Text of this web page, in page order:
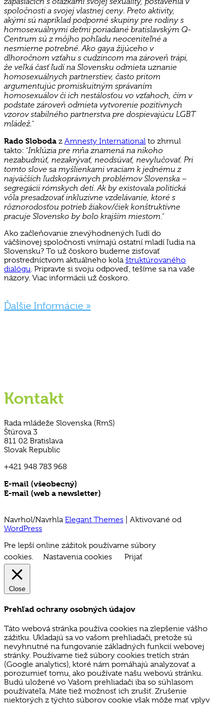
spoločnosti a svojej vlastnej ceny. Preto aktivity,
akými sú napríklad podporné skupiny pre rodiny s
homosexuálnymi deťmi poriadané bratislavským Q-
Centrum sú z môjho pohľadu neoceniteľné a
nesmierne potrebné. Ako gaya žijúceho v
dlhoročnom vzťahu s cudzincom ma zároveň trápi,
že veľká časť ľudí na Slovensku odmieta uznanie
homosexuálnych partnerstiev, často pritom
argumentujúc promiskuitným správaním
homosexuálov či ich nestálosťou vo vzťahoch, čím v
podstate zároveň odmieta vytvorenie pozitívnych
vzorov stabilného partnerstva pre dospievajúcu LGBT
mládež.”
Rado Sloboda z Amnesty International to zhrnul
takto: “Inklúzia pre mňa znamená na nikoho
nezabudnúť, nezakrývať, neodsúvať, nevylučovať. Pri
tomto slove sa myšlienkami vraciam k jednému z
najväčších ľudskoprávnych problémov Slovenska –
segregácii rómskych detí.Ak by existovala politická
vôla presadzovať inkluzívne vzdelávanie, ktoré s
rôznorodosťou potrieb žiakov/čiek konštruktívne
pracuje Slovensko by bolo krajším miestom.”
Ako začleňovanie znevýhodnených ľudí do
väčšinovej spoločnosti vnímajú ostatní mladí ľudia na
Slovensku? To už čoskoro budeme zisťovať
prostredníctvom aktuálneho kolaštruktúrovaného
dialógu. Pripravte si svoju odpoveď, tešíme sa na vaše
názory. Viac informácii už čoskoro.
Ďalšie Informácie »
Kontakt
Rada mládeže Slovenska (RmS)
Štúrova 3
811 02 Bratislava
Slovak Republic
+421 948 783 968
E-mail (všeobecný)
E-mail (web a newsletter)
Navrhol/NavrhlaElegant Themes | Aktivované od
WordPress
Pre lepší online zážitok používame súbory
cookies.
Nastavenia cookies Prijať
Close
Prehľad ochrany osobných údajov
Táto webová stránka používa cookies na zlepšenie vášho
zážitku. Ukladajú sa vo vašom prehliadači, pretože sú
nevyhnutné na fungovanie základných funkcií webovej
stránky. Používame tiež súbory cookies tretích strán
(Google analytics), ktoré nám pomáhajú analyzovať a
porozumieť tomu, ako používate našu webovú stránku.
Budú uložené vo Vašom prehliadači iba so súhlasom
používateľa. Máte tiež možnosť ich zrušiť. Zrušenie
niektorých z týchto súborov cookie však môže mať vplyv